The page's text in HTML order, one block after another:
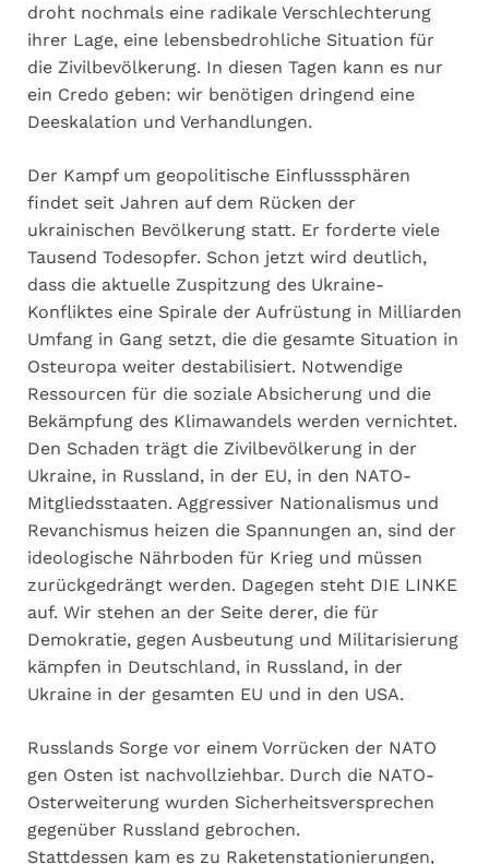
droht nochmals eine radikale Verschlechterung
ihrer Lage, eine lebensbedrohliche Situation für
die Zivilbevölkerung. In diesen Tagen kann es nur
ein Credo geben: wir benötigen dringend eine
Deeskalation und Verhandlungen.
Der Kampf um geopolitische Einflusssphären
findet seit Jahren auf dem Rücken der
ukrainischen Bevölkerung statt. Er forderte viele
Tausend Todesopfer. Schon jetzt wird deutlich,
dass die aktuelle Zuspitzung des Ukraine-
Konfliktes eine Spirale der Aufrüstung in Milliarden
Umfang in Gang setzt, die die gesamte Situation in
Osteuropa weiter destabilisiert. Notwendige
Ressourcen für die soziale Absicherung und die
Bekämpfung des Klimawandels werden vernichtet.
Den Schaden trägt die Zivilbevölkerung in der
Ukraine, in Russland, in der EU, in den NATO-
Mitgliedsstaaten. Aggressiver Nationalismus und
Revanchismus heizen die Spannungen an, sind der
ideologische Nährboden für Krieg und müssen
zurückgedrängt werden. Dagegen steht DIE LINKE
auf. Wir stehen an der Seite derer, die für
Demokratie, gegen Ausbeutung und Militarisierung
kämpfen in Deutschland, in Russland, in der
Ukraine in der gesamten EU und in den USA.
Russlands Sorge vor einem Vorrücken der NATO
gen Osten ist nachvollziehbar. Durch die NATO-
Osterweiterung wurden Sicherheitsversprechen
gegenüber Russland gebrochen.
Stattdessen kam es zu Raketenstationierungen,